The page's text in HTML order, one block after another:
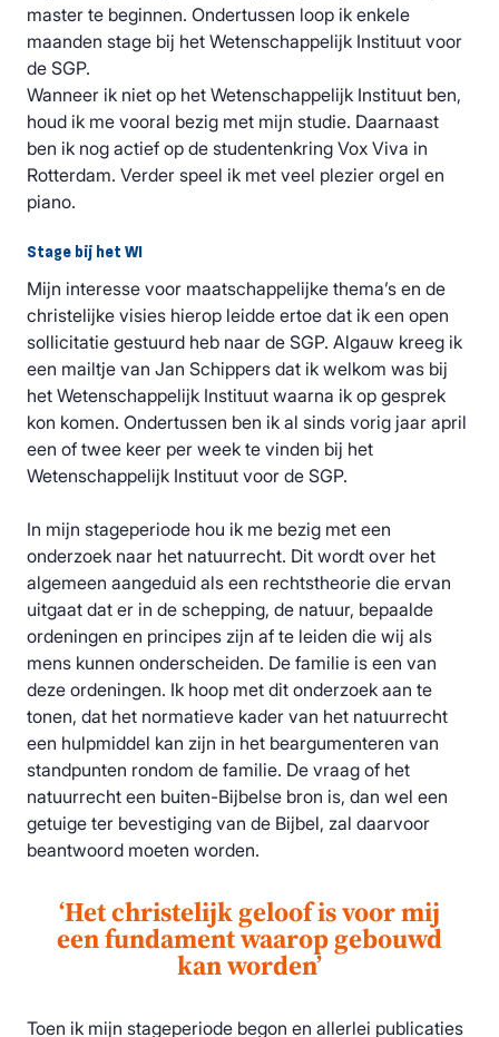
master te beginnen. Ondertussen loop ik enkele
maanden stage bij het Wetenschappelijk Instituut voor
de SGP.
Wanneer ik niet op het Wetenschappelijk Instituut ben,
houd ik me vooral bezig met mijn studie. Daarnaast
ben ik nog actief op de studentenkring Vox Viva in
Rotterdam. Verder speel ik met veel plezier orgel en
piano.
Stage bij het WI
Mijn interesse voor maatschappelijke thema’s en de
christelijke visies hierop leidde ertoe dat ik een open
sollicitatie gestuurd heb naar de SGP. Algauw kreeg ik
een mailtje van Jan Schippers dat ik welkom was bij
het Wetenschappelijk Instituut waarna ik op gesprek
kon komen. Ondertussen ben ik al sinds vorig jaar april
een of twee keer per week te vinden bij het
Wetenschappelijk Instituut voor de SGP.
In mijn stageperiode hou ik me bezig met een
onderzoek naar het natuurrecht. Dit wordt over het
algemeen aangeduid als een rechtstheorie die ervan
uitgaat dat er in de schepping, de natuur, bepaalde
ordeningen en principes zijn af te leiden die wij als
mens kunnen onderscheiden. De familie is een van
deze ordeningen. Ik hoop met dit onderzoek aan te
tonen, dat het normatieve kader van het natuurrecht
een hulpmiddel kan zijn in het beargumenteren van
standpunten rondom de familie. De vraag of het
natuurrecht een buiten-Bijbelse bron is, dan wel een
getuige ter bevestiging van de Bijbel, zal daarvoor
beantwoord moeten worden.
‘Het christelijk geloof is voor mij
een fundament waarop gebouwd
kan worden’
Toen ik mijn stageperiode begon en allerlei publicaties